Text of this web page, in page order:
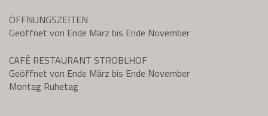
ÖFFNUNGSZEITEN
Geöffnet von Ende März bis Ende November
CAFÈ RESTAURANT STROBLHOF
Geöffnet von Ende März bis Ende November
Montag Ruhetag